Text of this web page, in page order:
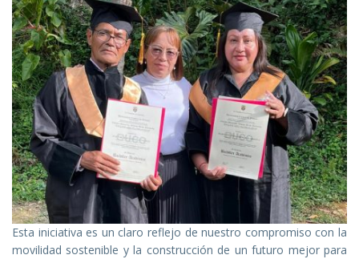
Esta iniciativa es un claro reflejo de nuestro compromiso con la
movilidad sostenible y la construcción de un futuro mejor para